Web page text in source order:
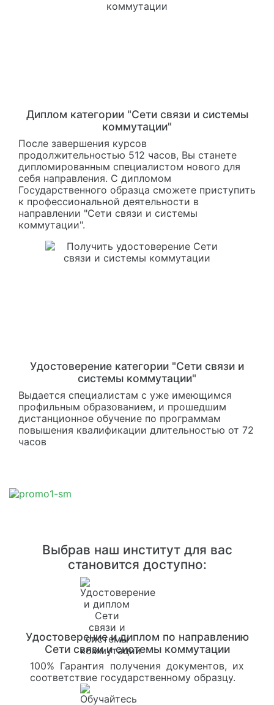
Диплом категории "Сети связи и системы
коммутации"
После завершения курсов
продолжительностью 512 часов, Вы станете
дипломированным специалистом нового для
себя направления. С дипломом
Государственного образца сможете приступить
к профессиональной деятельности в
направлении "Сети связи и системы
коммутации".
Удостоверение категории "Сети связи и
системы коммутации"
Выдается специалистам с уже имеющимся
профильным образованием, и прошедшим
дистанционное обучение по программам
повышения квалификации длительностью от 72
часов
Выбрав наш институт для вас
становится доступно:
Удостоверение и диплом по направлению
Сети связи и системы коммутации
100% Гарантия получения документов, их
соответствие государственному образцу.